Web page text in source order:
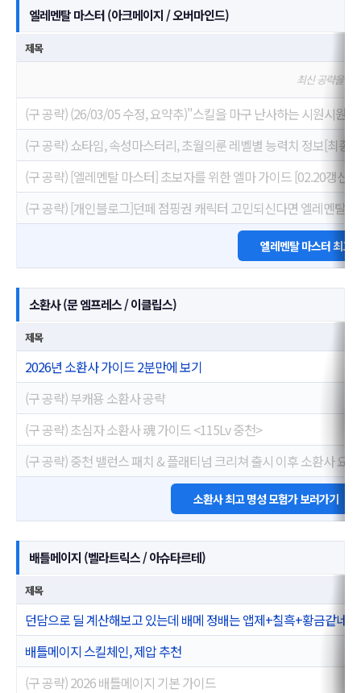
엘레멘탈 마스터 (아크메이지 / 오버마인드)
제목
최신 공략을 기
(구 공략) (26/03/05 수정, 요약추)"스킬을 마구 난사하는 시원시원
(구 공략) 쇼타임, 속성마스터리, 초월의룬 레벨별 능력치 정보[최종
(구 공략) [엘레멘탈 마스터] 초보자를 위한 엘마 가이드 [02.20갱신]
(구 공략) [개인블로그]던페 점핑권 캐릭터 고민되신다면 엘레멘탈
엘레멘탈 마스터 최고
소환사 (문 엠프레스 / 이클립스)
제목
2026년 소환사 가이드 2분만에 보기
(구 공략) 부캐용 소환사 공략
(구 공략) 초심자 소환사 魂 가이드 <115Lv 중천>
(구 공략) 중천 밸런스 패치 & 플래티넘 크리쳐 출시 이후 소환사 요
소환사 최고 명성 모험가 보러가기
배틀메이지 (벨라트릭스 / 아슈타르테)
제목
던담으로 딜 계산해보고 있는데 배메 정배는 앱제+칠흑+황금같네요
배틀메이지 스킬체인, 제압 추천
(구 공략) 2026 배틀메이지 기본 가이드